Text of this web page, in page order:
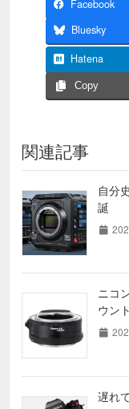
Facebook
Bluesky
Hatena
Copy
関連記事
自分
誕
ニコ
ウン
遅れ